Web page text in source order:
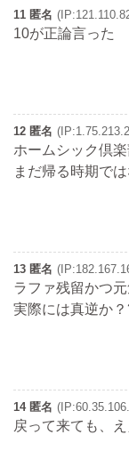
11 匿名
10が正論言った
12 匿名
ホームシック倶
まだ帰る時期では
13 匿名
ラファ残留かつ
実際には真逆か
14 匿名
戻って来ても、